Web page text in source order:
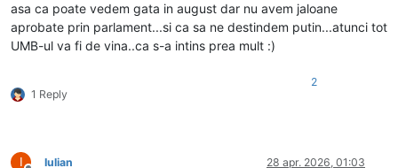
asa ca poate vedem gata in august dar nu avem jaloane
aprobate prin parlament...si ca sa ne destindem putin...atunci tot
UMB-ul va fi de vina..ca s-a intins prea mult :)
1 Reply
2
I Iulian 28 apr. 2026, 01:03